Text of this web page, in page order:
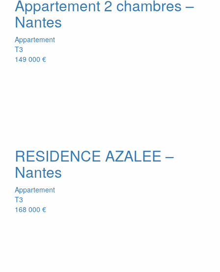
Appartement 2 chambres –
Nantes
Appartement
T3
149 000 €
RESIDENCE AZALEE –
Nantes
Appartement
T3
168 000 €